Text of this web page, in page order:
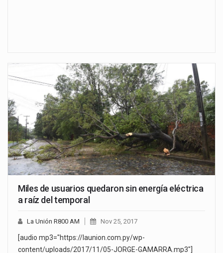
Miles de usuarios quedaron sin energía eléctrica
a raíz del temporal
La Unión R800 AM Nov 25, 2017
[audio mp3="https://launion.com.py/wp-
content/uploads/2017/11/05-JORGE-GAMARRA.mp3"]